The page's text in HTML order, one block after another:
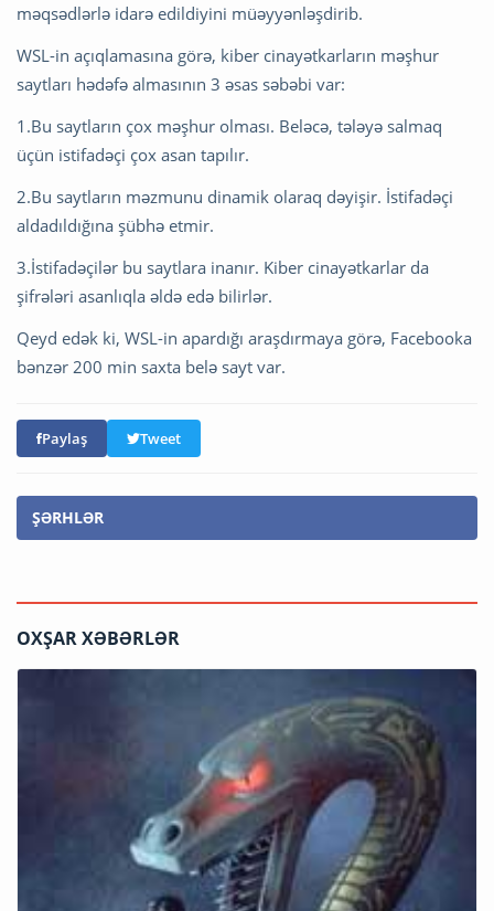
məqsədlərlə idarə edildiyini müəyyənləşdirib.
WSL-in açıqlamasına görə, kiber cinayətkarların məşhur
saytları hədəfə almasının 3 əsas səbəbi var:
1.Bu saytların çox məşhur olması. Beləcə, tələyə salmaq
üçün istifadəçi çox asan tapılır.
2.Bu saytların məzmunu dinamik olaraq dəyişir. İstifadəçi
aldadıldığına şübhə etmir.
3.İstifadəçilər bu saytlara inanır. Kiber cinayətkarlar da
şifrələri asanlıqla əldə edə bilirlər.
Qeyd edək ki, WSL-in apardığı araşdırmaya görə, Facebooka
bənzər 200 min saxta belə sayt var.
Paylaş Tweet
ŞƏRHLƏR
OXŞAR XƏBƏRLƏR